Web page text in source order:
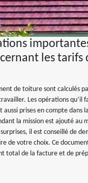
les tarifs
de toiture sont calculés
Les opérations qu’il
prises en compte dans
la mission est ajouté au
il est conseillé de
de votre choix. Ce
total de la facture et de